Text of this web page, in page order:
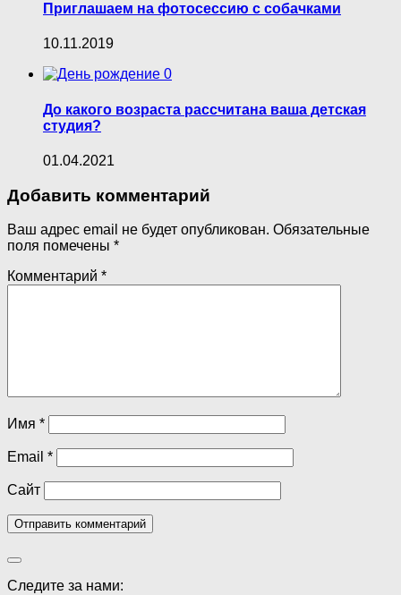
Приглашаем на фотосессию с собачками
10.11.2019
0
До какого возраста рассчитана ваша детская
студия?
01.04.2021
Добавить комментарий
Ваш адрес email не будет опубликован. Обязательные
поля помечены *
Комментарий *
Имя *
Email *
Сайт
Следите за нами: